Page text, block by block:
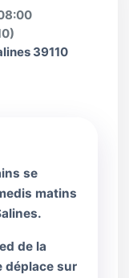
39110
se
matins
de la
déplace sur